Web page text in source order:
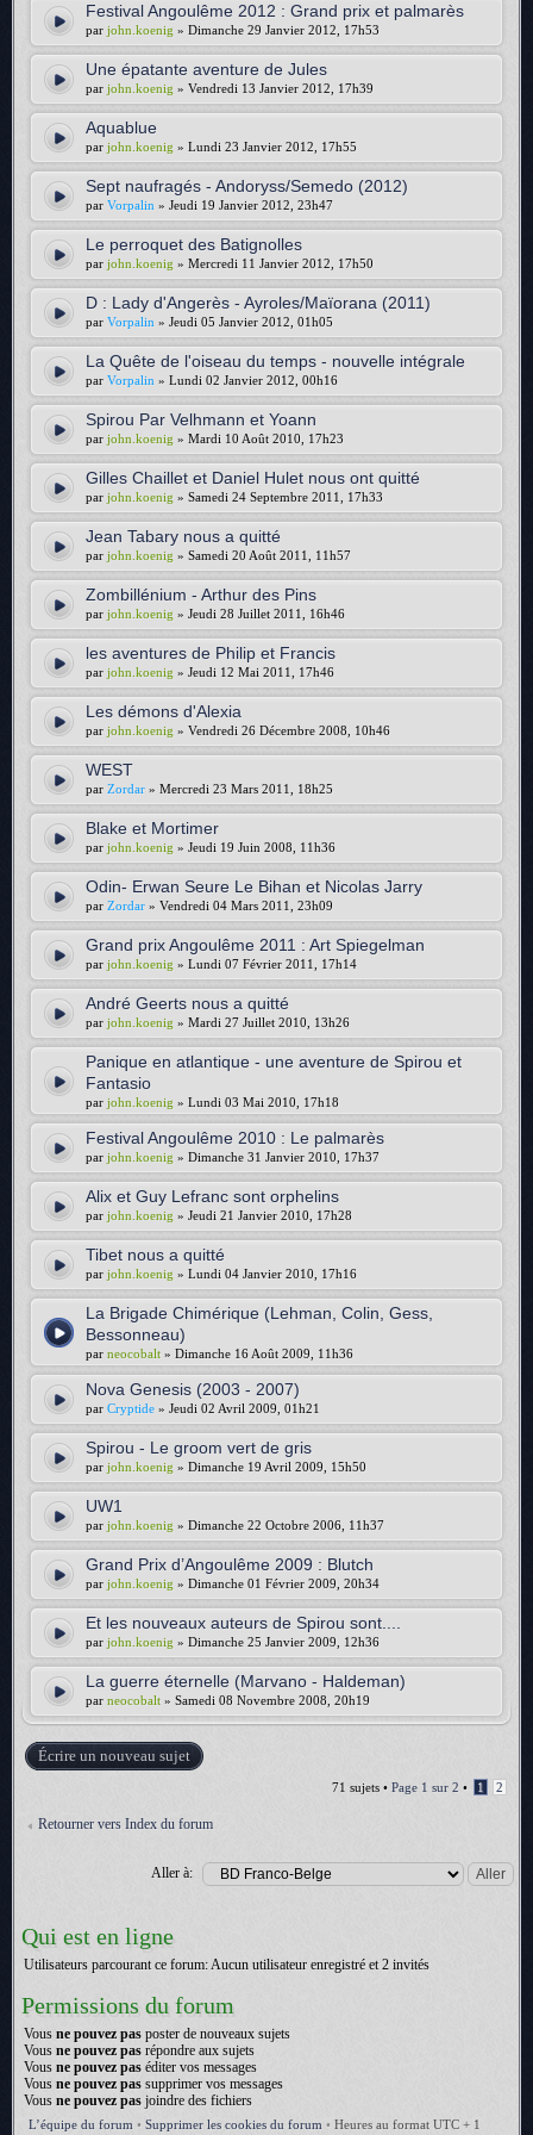
Festival Angoulême 2012 : Grand prix et palmarès
par john.koenig » Dimanche 29 Janvier 2012, 17h53
Une épatante aventure de Jules
par john.koenig » Vendredi 13 Janvier 2012, 17h39
Aquablue
par john.koenig » Lundi 23 Janvier 2012, 17h55
Sept naufragés - Andoryss/Semedo (2012)
par Vorpalin » Jeudi 19 Janvier 2012, 23h47
Le perroquet des Batignolles
par john.koenig » Mercredi 11 Janvier 2012, 17h50
D : Lady d'Angerès - Ayroles/Maïorana (2011)
par Vorpalin » Jeudi 05 Janvier 2012, 01h05
La Quête de l'oiseau du temps - nouvelle intégrale
par Vorpalin » Lundi 02 Janvier 2012, 00h16
Spirou Par Velhmann et Yoann
par john.koenig » Mardi 10 Août 2010, 17h23
Gilles Chaillet et Daniel Hulet nous ont quitté
par john.koenig » Samedi 24 Septembre 2011, 17h33
Jean Tabary nous a quitté
par john.koenig » Samedi 20 Août 2011, 11h57
Zombillénium - Arthur des Pins
par john.koenig » Jeudi 28 Juillet 2011, 16h46
les aventures de Philip et Francis
par john.koenig » Jeudi 12 Mai 2011, 17h46
Les démons d'Alexia
par john.koenig » Vendredi 26 Décembre 2008, 10h46
WEST
par Zordar » Mercredi 23 Mars 2011, 18h25
Blake et Mortimer
par john.koenig » Jeudi 19 Juin 2008, 11h36
Odin- Erwan Seure Le Bihan et Nicolas Jarry
par Zordar » Vendredi 04 Mars 2011, 23h09
Grand prix Angoulême 2011 : Art Spiegelman
par john.koenig » Lundi 07 Février 2011, 17h14
André Geerts nous a quitté
par john.koenig » Mardi 27 Juillet 2010, 13h26
Panique en atlantique - une aventure de Spirou et
Fantasio
par john.koenig » Lundi 03 Mai 2010, 17h18
Festival Angoulême 2010 : Le palmarès
par john.koenig » Dimanche 31 Janvier 2010, 17h37
Alix et Guy Lefranc sont orphelins
par john.koenig » Jeudi 21 Janvier 2010, 17h28
Tibet nous a quitté
par john.koenig » Lundi 04 Janvier 2010, 17h16
La Brigade Chimérique (Lehman, Colin, Gess,
Bessonneau)
par neocobalt » Dimanche 16 Août 2009, 11h36
Nova Genesis (2003 - 2007)
par Cryptide » Jeudi 02 Avril 2009, 01h21
Spirou - Le groom vert de gris
par john.koenig » Dimanche 19 Avril 2009, 15h50
UW1
par john.koenig » Dimanche 22 Octobre 2006, 11h37
Grand Prix d’Angoulême 2009 : Blutch
par john.koenig » Dimanche 01 Février 2009, 20h34
Et les nouveaux auteurs de Spirou sont....
par john.koenig » Dimanche 25 Janvier 2009, 12h36
La guerre éternelle (Marvano - Haldeman)
par neocobalt » Samedi 08 Novembre 2008, 20h19
Écrire un nouveau sujet
71 sujets • Page 1 sur 2 • 1 2
Retourner vers Index du forum
Aller à:
Qui est en ligne
Utilisateurs parcourant ce forum: Aucun utilisateur enregistré et 2 invités
Permissions du forum
Vous ne pouvez pas poster de nouveaux sujets
Vous ne pouvez pas répondre aux sujets
Vous ne pouvez pas éditer vos messages
Vous ne pouvez pas supprimer vos messages
Vous ne pouvez pas joindre des fichiers
L’équipe du forum • Supprimer les cookies du forum • Heures au format UTC + 1